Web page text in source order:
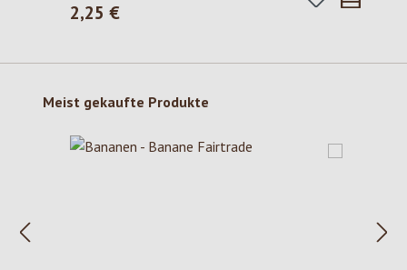
Regulärer Preis:
2,25 €
Produktgalerie überspringen
Meist gekaufte Produkte